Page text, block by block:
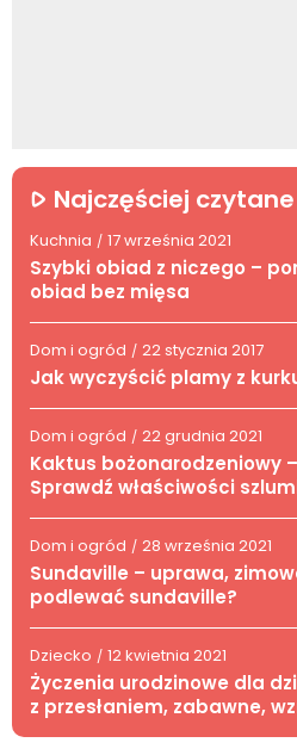
Najczęściej czytane
Kuchnia / 17 września 2021
Szybki obiad z niczego –
obiad bez mięsa
Dom i ogród / 22 stycznia 2017
Jak wyczyścić plamy z
Dom i ogród / 22 grudnia 2021
Kaktus bożonarodzeniowy
Sprawdź właściwości
Dom i ogród / 28 września 2021
Sundaville – uprawa,
podlewać sundaville?
Dziecko / 12 kwietnia 2021
Życzenia urodzinowe dla
z przesłaniem, zabawne,